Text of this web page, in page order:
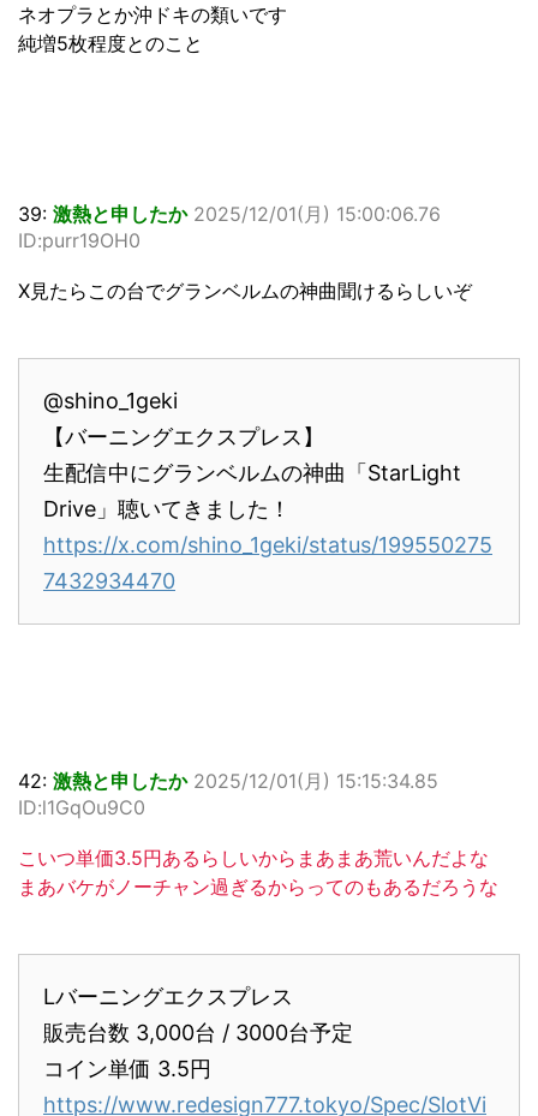
ネオプラとか沖ドキの類いです
純増5枚程度とのこと
39: 激熱と申したか 2025/12/01(月) 15:00:06.76
ID:purr19OH0
X見たらこの台でグランベルムの神曲聞けるらしいぞ
@shino_1geki
【バーニングエクスプレス】
生配信中にグランベルムの神曲「StarLight
Drive」聴いてきました！
https://x.com/shino_1geki/status/199550275
7432934470
42: 激熱と申したか 2025/12/01(月) 15:15:34.85
ID:l1GqOu9C0
こいつ単価3.5円あるらしいからまあまあ荒いんだよな
まあバケがノーチャン過ぎるからってのもあるだろうな
Lバーニングエクスプレス
販売台数 3,000台 / 3000台予定
コイン単価 3.5円
https://www.redesign777.tokyo/Spec/SlotVi